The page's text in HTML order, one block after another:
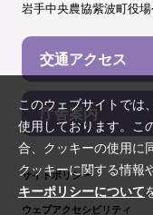
岩手中央農協紫波町役
交通アクセス
庁舎案内
サイトポリシー
ウェブアクセシビリティ
このウェブサイトでは
使用しております。こ
合、クッキーの使用に
クッキーに関する情報
キーポリシーについて